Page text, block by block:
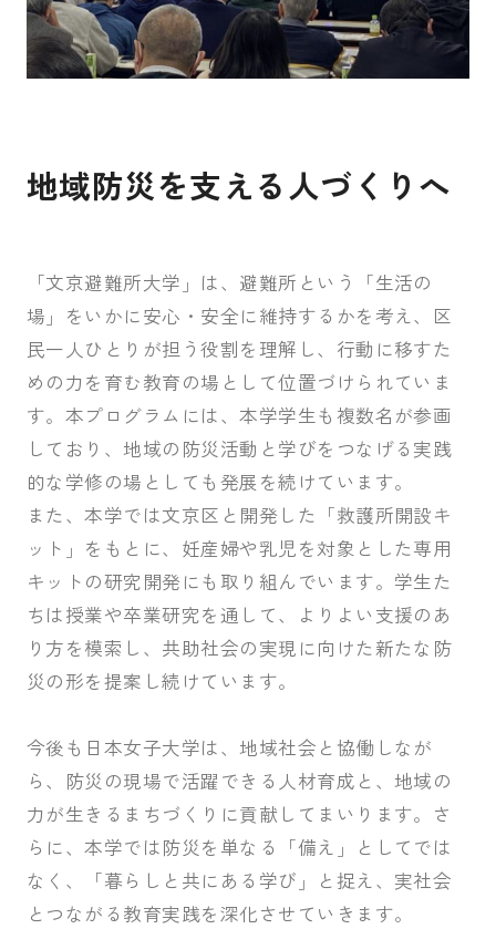
地域防災を支える人づくりへ
「文京避難所大学」は、避難所という「生活の
場」をいかに安心・安全に維持するかを考え、区
民一人ひとりが担う役割を理解し、行動に移すた
めの力を育む教育の場として位置づけられていま
す。本プログラムには、本学学生も複数名が参画
しており、地域の防災活動と学びをつなげる実践
的な学修の場としても発展を続けています。
また、本学では文京区と開発した「救護所開設キ
ット」をもとに、妊産婦や乳児を対象とした専用
キットの研究開発にも取り組んでいます。学生た
ちは授業や卒業研究を通して、よりよい支援のあ
り方を模索し、共助社会の実現に向けた新たな防
災の形を提案し続けています。
今後も日本女子大学は、地域社会と協働しなが
ら、防災の現場で活躍できる人材育成と、地域の
力が生きるまちづくりに貢献してまいります。さ
らに、本学では防災を単なる「備え」としてでは
なく、「暮らしと共にある学び」と捉え、実社会
とつながる教育実践を深化させていきます。